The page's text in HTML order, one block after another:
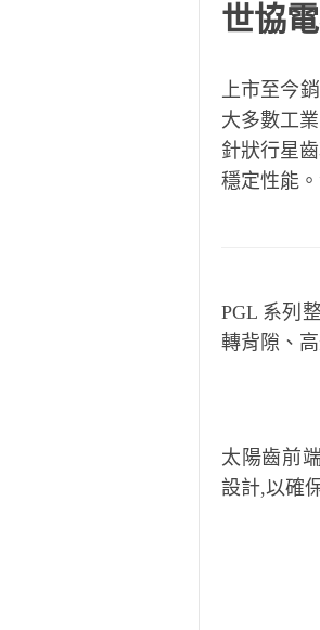
世協
上市至今
大多數工
針狀行星
穩定性能
PGL 系列
轉背隙、
太陽齒前
設計,以確